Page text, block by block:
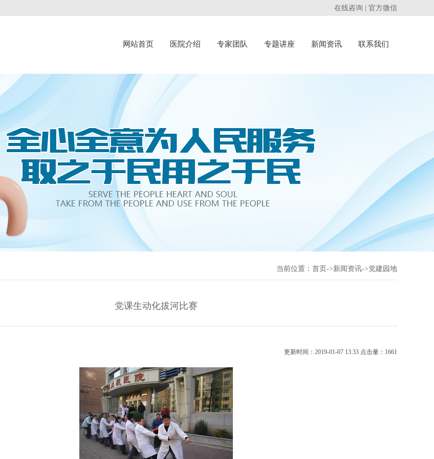
在线咨询 官方微信
网站首页 医院介绍 专家团队 专题讲座 新闻资讯 联系我们
当前位置： 首页 ->新闻资讯->党建园地
党课生动化拔河比赛
更新时间：2019-01-07 13:33 点击量：1661